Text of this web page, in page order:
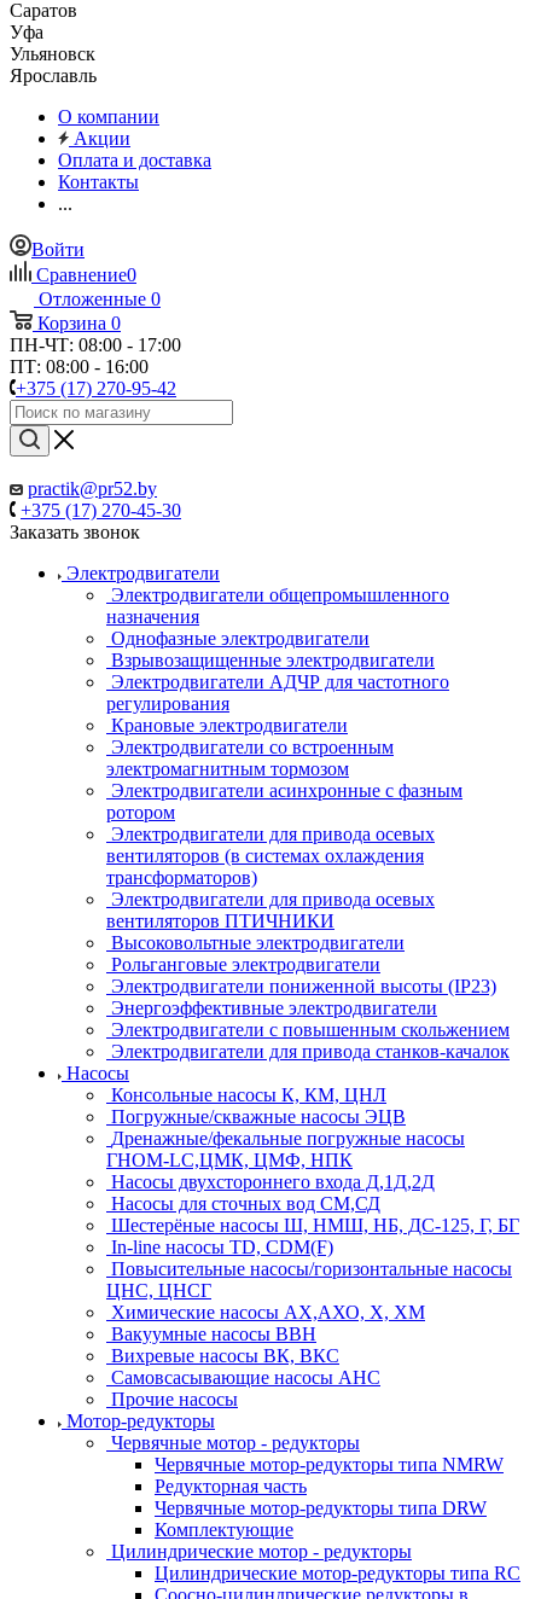
Саратов
Уфа
Ульяновск
Ярославль
О компании
Акции
Оплата и доставка
Контакты
...
Войти
Сравнение0
Отложенные 0
Корзина 0
ПН-ЧТ: 08:00 - 17:00
ПТ: 08:00 - 16:00
+375 (17) 270-95-42
practik@pr52.by
+375 (17) 270-45-30
Заказать звонок
Электродвигатели
Электродвигатели общепромышленного
назначения
Однофазные электродвигатели
Взрывозащищенные электродвигатели
Электродвигатели АДЧР для частотного
регулирования
Крановые электродвигатели
Электродвигатели со встроенным
электромагнитным тормозом
Электродвигатели асинхронные с фазным
ротором
Электродвигатели для привода осевых
вентиляторов (в системах охлаждения
трансформаторов)
Электродвигатели для привода осевых
вентиляторов ПТИЧНИКИ
Высоковольтные электродвигатели
Рольганговые электродвигатели
Электродвигатели пониженной высоты (IP23)
Энергоэффективные электродвигатели
Электродвигатели с повышенным скольжением
Электродвигатели для привода станков-качалок
Насосы
Консольные насосы К, КМ, ЦНЛ
Погружные/скважные насосы ЭЦВ
Дренажные/фекальные погружные насосы
ГНОМ-LC,ЦМК, ЦМФ, НПК
Насосы двухстороннего входа Д,1Д,2Д
Насосы для сточных вод СМ,СД
Шестерёные насосы Ш, НМШ, НБ, ДС-125, Г, БГ
In-line насосы TD, CDM(F)
Повысительные насосы/горизонтальные насосы
ЦНС, ЦНСГ
Химические насосы АХ,АХО, Х, ХМ
Вакуумные насосы ВВН
Вихревые насосы ВК, ВКС
Самовсасывающие насосы АНС
Прочие насосы
Мотор-редукторы
Червячные мотор - редукторы
Червячные мотор-редукторы типа NMRW
Редукторная часть
Червячные мотор-редукторы типа DRW
Комплектующие
Цилиндрические мотор - редукторы
Цилиндрические мотор-редукторы типа RC
Соосно-цилиндрические редукторы в